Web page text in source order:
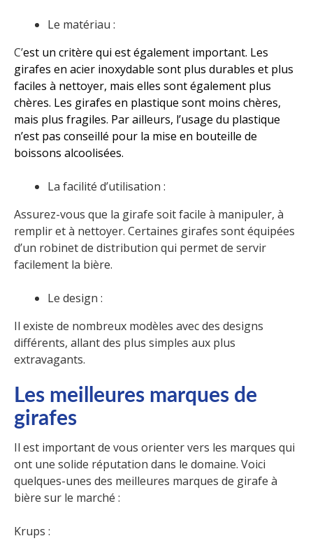
Le matériau :
C’est un critère qui est également important. Les
girafes en acier inoxydable sont plus durables et plus
faciles à nettoyer, mais elles sont également plus
chères. Les girafes en plastique sont moins chères,
mais plus fragiles. Par ailleurs, l’usage du plastique
n’est pas conseillé pour la mise en bouteille de
boissons alcoolisées.
La facilité d’utilisation :
Assurez-vous que la girafe soit facile à manipuler, à
remplir et à nettoyer. Certaines girafes sont équipées
d’un robinet de distribution qui permet de servir
facilement la bière.
Le design :
Il existe de nombreux modèles avec des designs
différents, allant des plus simples aux plus
extravagants.
Les meilleures marques de
girafes
Il est important de vous orienter vers les marques qui
ont une solide réputation dans le domaine. Voici
quelques-unes des meilleures marques de girafe à
bière sur le marché :
Krups :